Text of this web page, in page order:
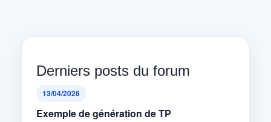
Derniers posts du forum
13/04/2026
Exemple de génération de TP